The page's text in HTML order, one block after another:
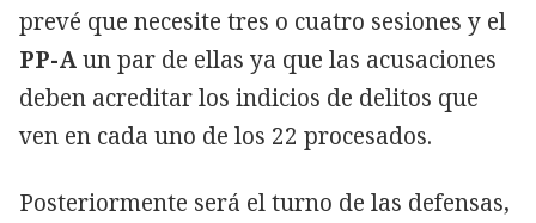
prevé que necesite tres o cuatro sesiones y el
PP-Aun par de ellas ya que las acusaciones
deben acreditar los indicios de delitos que
ven en cada uno de los 22 procesados.
Posteriormente será el turno de las defensas,